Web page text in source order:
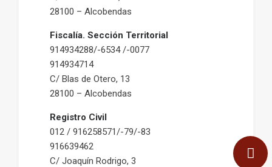
28100 – Alcobendas
Fiscalía. Sección Territorial
914934288/-6534 /-0077
914934714
C/ Blas de Otero, 13
28100 – Alcobendas
Registro Civil
012 / 916258571/-79/-83
916639462
C/ Joaquín Rodrigo, 3